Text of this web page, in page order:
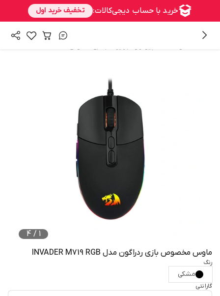
1
/
4
ماوس مخصوص بازی ردراگون مدل INVADER M719 RGB
رنگ
مشکی
گارانتی